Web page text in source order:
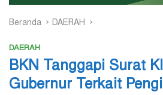
Beranda DAERAH
DAERAH
BKN Tanggapi Surat
Gubernur Terkait